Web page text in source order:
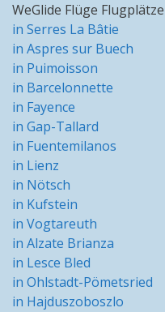
WeGlide Flüge Flugplätze
in Serres La Bâtie
in Aspres sur Buech
in Puimoisson
in Barcelonnette
in Fayence
in Gap-Tallard
in Fuentemilanos
in Lienz
in Nötsch
in Kufstein
in Vogtareuth
in Alzate Brianza
in Lesce Bled
in Ohlstadt-Pömetsried
in Hajduszoboszlo